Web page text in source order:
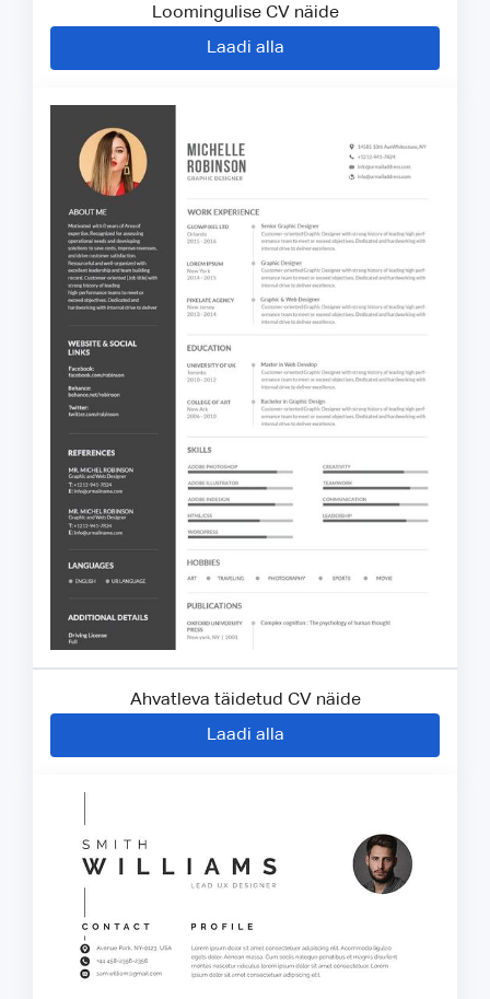
Loomingulise CV näide
Laadi alla
Ahvatleva täidetud CV näide
Laadi alla